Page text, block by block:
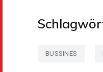
BUSSINES